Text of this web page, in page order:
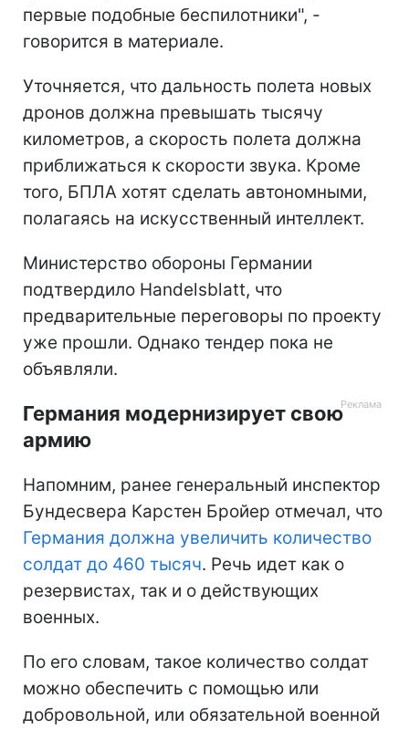
первые подобные беспилотники", -
говорится в материале.
Уточняется, что дальность полета новых
дронов должна превышать тысячу
километров, а скорость полета должна
приближаться к скорости звука. Кроме
того, БПЛА хотят сделать автономными,
полагаясь на искусственный интеллект.
Министерство обороны Германии
подтвердило Handelsblatt, что
предварительные переговоры по проекту
уже прошли. Однако тендер пока не
объявляли.
Германия модернизирует свою
армию
Напомним, ранее генеральный инспектор
Бундесвера Карстен Бройер отмечал, что
Германия должна увеличить количество
солдат до 460 тысяч. Речь идет как о
резервистах, так и о действующих
военных.
По его словам, такое количество солдат
можно обеспечить с помощью или
добровольной, или обязательной военной